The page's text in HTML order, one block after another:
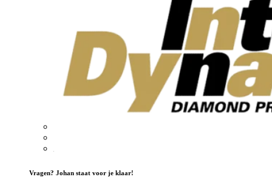
Vragen? Johan staat voor je klaar!